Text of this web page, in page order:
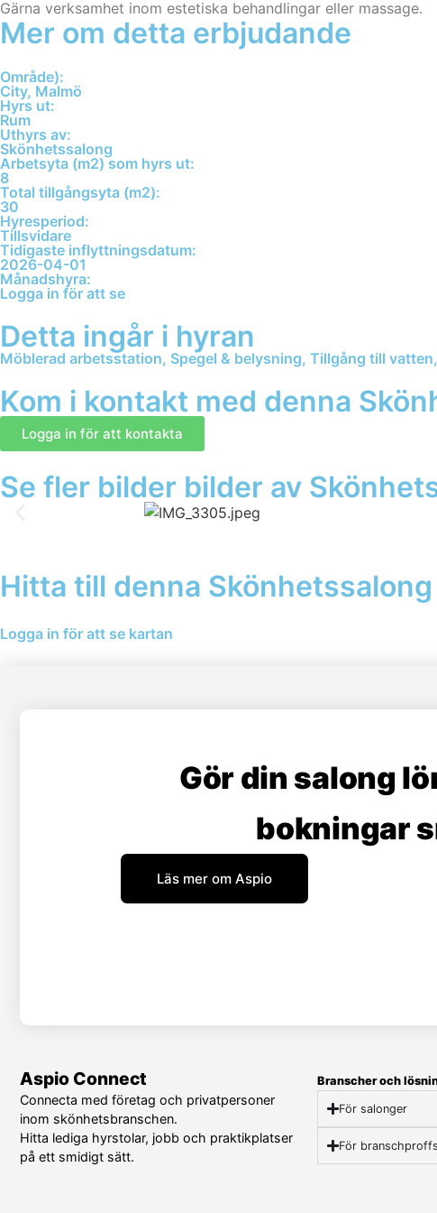
Gärna verksamhet inom estetiska behandlingar eller massage.
Mer om detta erbjudande
Område):
City, Malmö
Hyrs ut:
Rum
Uthyrs av:
Skönhetssalong
Arbetsyta (m2) som hyrs ut:
8
Total tillgångsyta (m2):
30
Hyresperiod:
Tillsvidare
Tidigaste inflyttningsdatum:
2026-04-01
Månadshyra:
Logga in för att se
Detta ingår i hyran
Möblerad arbetsstation, Spegel & belysning, Tillgång till
Kom i kontakt med denna
Logga in för att kontakta
Se fler bilder bilder av
Hitta till denna Skönhetssalong
Logga in för att se kartan
Gör din salong
bokningar
Läs mer om Aspio
Aspio Connect
Connecta med företag och privatpersoner
inom skönhetsbranschen.
Hitta lediga hyrstolar, jobb och praktikplatser
på ett smidigt sätt.
Branscher och
För salonger
För branschproffs